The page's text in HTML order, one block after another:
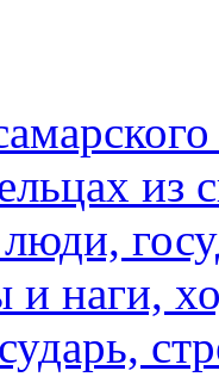
из
и наги,